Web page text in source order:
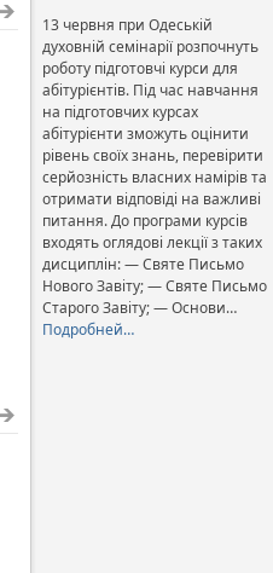
13 червня при Одеській
духовній семінарії розпочнуть
роботу підготовчі курси для
абітурієнтів. Під час навчання
на підготовчих курсах
абітурієнти зможуть оцінити
рівень своїх знань, перевірити
серйозність власних намірів та
отримати відповіді на важливі
питання. До програми курсів
входять оглядові лекції з таких
дисциплін: — Святе Письмо
Нового Завіту; — Святе Письмо
Старого Завіту; — Основи…
Подробней…